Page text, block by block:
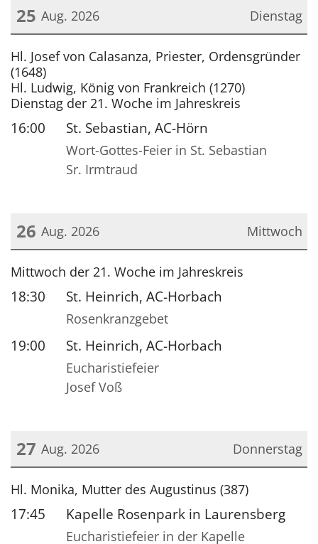
Dienstag
25 Aug. 2026
Datum: 25. August 2026
Hl. Josef von Calasanza, Priester, Ordensgründer
(1648)
Hl. Ludwig, König von Frankreich (1270)
Dienstag der 21. Woche im Jahreskreis
16:00 St. Sebastian, AC-Hörn
Wort-Gottes-Feier in St. Sebastian
Sr. Irmtraud
Mittwoch
26 Aug. 2026
Datum: 26. August 2026
Mittwoch der 21. Woche im Jahreskreis
18:30 St. Heinrich, AC-Horbach
Rosenkranzgebet
19:00 St. Heinrich, AC-Horbach
Eucharistiefeier
Josef Voß
Donnerstag
27 Aug. 2026
Datum: 27. August 2026
Hl. Monika, Mutter des Augustinus (387)
17:45 Kapelle Rosenpark in Laurensberg
Eucharistiefeier in der Kapelle